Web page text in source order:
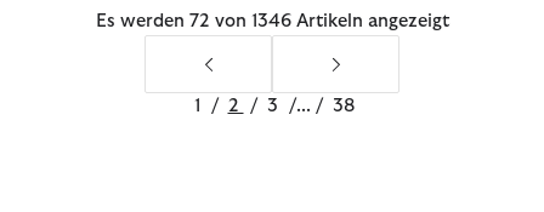
Es werden 72 von 1346 Artikeln angezeigt
1 / 2 / 3 /... / 38